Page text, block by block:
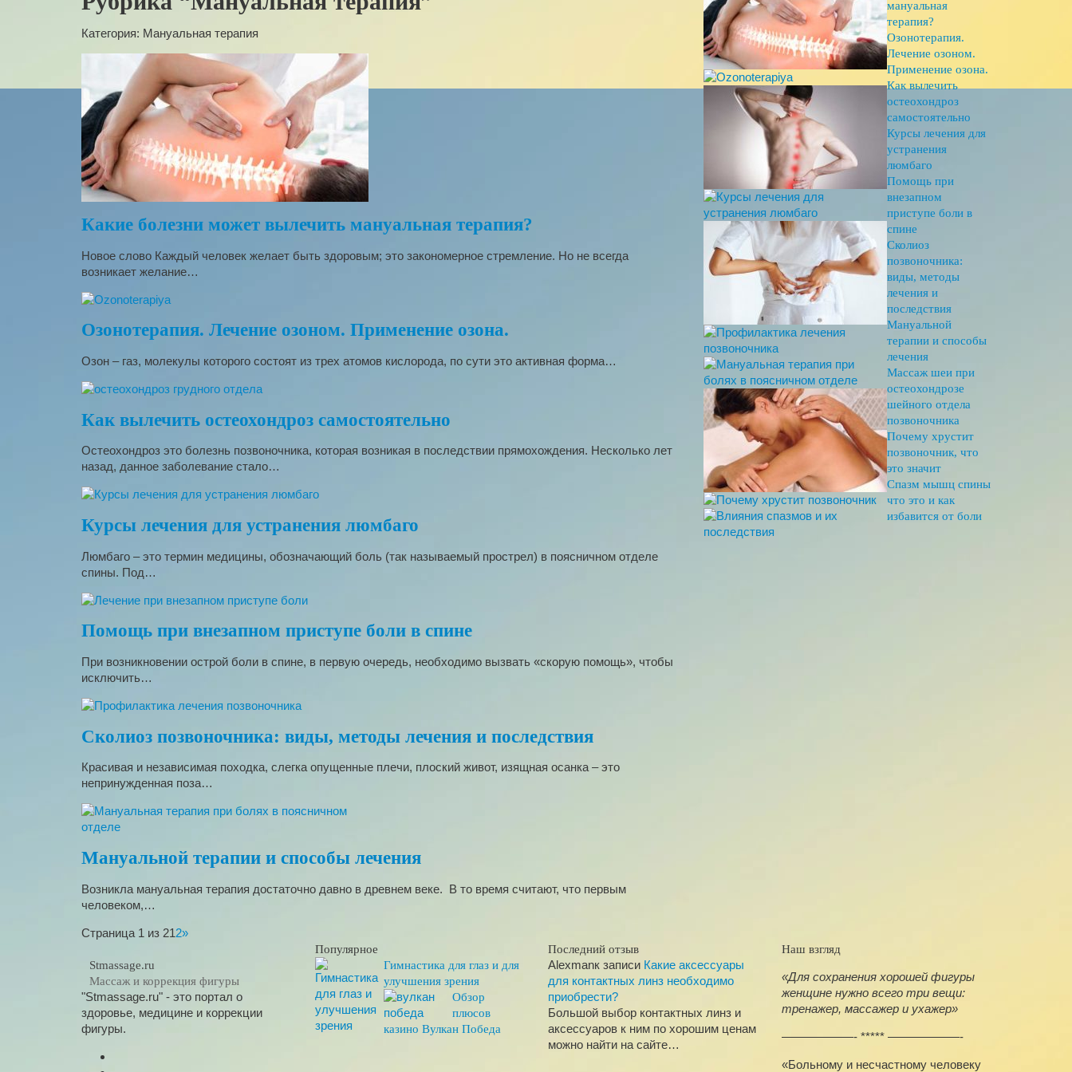
Категория: Мануальная терапия
Какие болезни может вылечить мануальная терапия?
Новое слово Каждый человек желает быть здоровым; это закономерное стремление. Но не всегда
возникает желание…
Озонотерапия. Лечение озоном. Применение озона.
Озон – газ, молекулы которого состоят из трех атомов кислорода, по сути это активная форма…
Как вылечить остеохондроз самостоятельно
Остеохондроз это болезнь позвоночника, которая возникая в последствии прямохождения. Несколько лет
назад, данное заболевание стало…
Курсы лечения для устранения люмбаго
Люмбаго – это термин медицины, обозначающий боль (так называемый прострел) в поясничном отделе
спины. Под…
Помощь при внезапном приступе боли в спине
При возникновении острой боли в спине, в первую очередь, необходимо вызвать «скорую помощь», чтобы
исключить…
Сколиоз позвоночника: виды, методы лечения и последствия
Красивая и независимая походка, слегка опущенные плечи, плоский живот, изящная осанка – это
непринужденная поза…
Мануальной терапии и способы лечения
Возникла мануальная терапия достаточно давно в древнем веке. В то время считают, что первым
человеком,…
Страница 1 из 212»
мануальная
терапия?
Озонотерапия.
Лечение озоном.
Применение озона.
Как вылечить
остеохондроз
самостоятельно
Курсы лечения для
устранения
люмбаго
Помощь при
внезапном
приступе боли в
спине
Сколиоз
позвоночника:
виды, методы
лечения и
последствия
Мануальной
терапии и способы
лечения
Массаж шеи при
остеохондрозе
шейного отдела
позвоночника
Почему хрустит
позвоночник, что
это значит
Спазм мышц спины
что это и как
избавится от боли
Stmassage.ru
Массаж и коррекция фигуры
"Stmassage.ru" - это портал о
здоровье, медицине и коррекции
фигуры.
Популярное
Гимнастика для глаз и для
улучшения зрения
Обзор
плюсов
казино Вулкан Победа
Последний отзыв
Alexmanк записи Какие аксессуары
для контактных линз необходимо
приобрести?
Большой выбор контактных линз и
аксессуаров к ним по хорошим ценам
можно найти на сайте…
Наш взгляд
«Для сохранения хорошей фигуры
женщине нужно всего три вещи:
тренажер, массажер и ухажер»
——————- ***** ——————-
«Больному и несчастному человеку